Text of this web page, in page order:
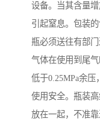
设备。当其含量
引起窒息。包装
瓶必须送往有部
气体在使用到尾
低于0.25MPa余
使用安全。瓶装
放在一起，不准